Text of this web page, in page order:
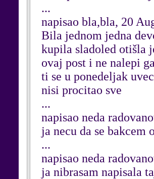
...
napisao bla,bla, 20
Bila jednom jedna
kupila sladoled otišla
ovaj post i ne nalepi
ti se u ponedeljak
nisi procitao sve
...
napisao neda
ja necu da se bakcem
...
napisao neda
ja nibrasam napisala